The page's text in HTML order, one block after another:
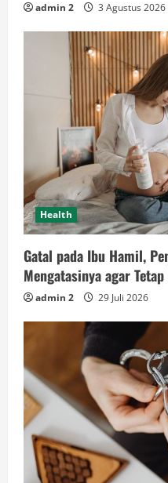
admin 2 3 Agustus 2026
Health
Gatal pada Ibu Hamil,
Mengatasinya agar
admin 2 29 Juli 2026